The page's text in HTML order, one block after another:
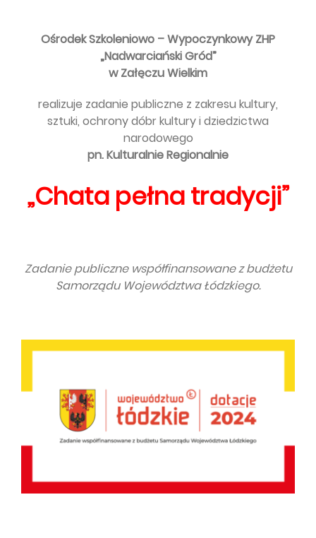
Ośrodek Szkoleniowo – Wypoczynkowy ZHP
„Nadwarciański Gród”
w Załęczu Wielkim
realizuje zadanie publiczne z zakresu kultury,
sztuki, ochrony dóbr kultury i dziedzictwa
narodowego
pn. Kulturalnie Regionalnie
„Chata pełna tradycji”
Zadanie publiczne współfinansowane z budżetu
Samorządu Województwa Łódzkiego.